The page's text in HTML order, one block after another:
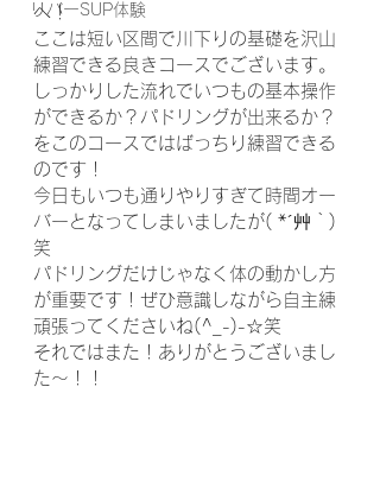
リバーSUP体験
へ！
ここは短い区間で川下りの基礎を沢山
練習できる良きコースでございます。
しっかりした流れでいつもの基本操作
ができるか？パドリングが出来るか？
をこのコースではばっちり練習できる
のです！
今日もいつも通りやりすぎて時間オー
バーとなってしまいましたが( *´艸｀)
笑
パドリングだけじゃなく体の動かし方
が重要です！ぜひ意識しながら自主練
頑張ってくださいね(^_-)-☆笑
それではまた！ありがとうございまし
た～！！